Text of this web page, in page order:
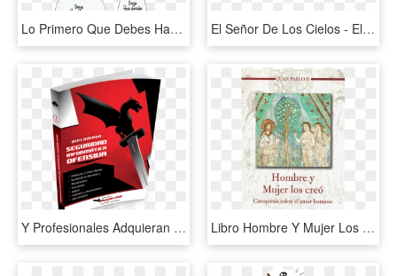
Lo Primero Que Debes Hacer Es Introducir El Confeti - Triangle, HD Png Download El Señor De Los Cielos - El Señor De Los Cielos Png, Transparent Png
Y Profesionales Adquieran Los Conocimientos Que Deben - Descargar Libro De Seguridad Informática Ofensiva, HD Png Download Libro Hombre Y Mujer Los Creo, HD Png Download